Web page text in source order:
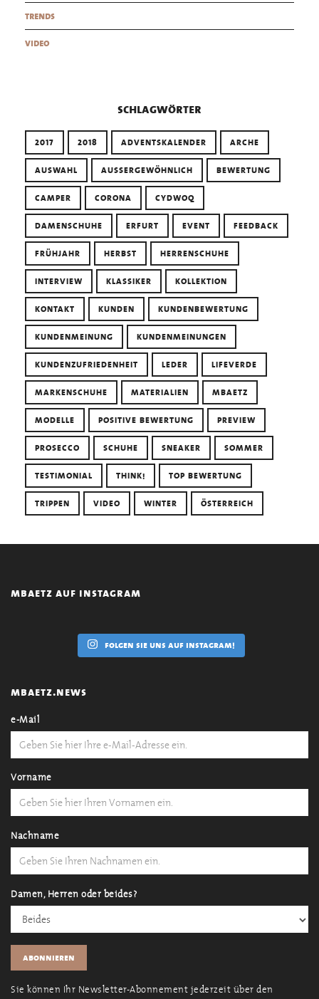
trends
video
schlagwörter
2017 2018 ADVENTSKALENDER ARCHE
AUSWAHL AUSSERGEWÖHNLICH BEWERTUNG
CAMPER CORONA CYDWOQ
DAMENSCHUHE ERFURT EVENT FEEDBACK
FRÜHJAHR HERBST HERRENSCHUHE
INTERVIEW KLASSIKER KOLLEKTION
KONTAKT KUNDEN KUNDENBEWERTUNG
KUNDENMEINUNG KUNDENMEINUNGEN
KUNDENZUFRIEDENHEIT LEDER LIFEVERDE
MARKENSCHUHE MATERIALIEN MBAETZ
MODELLE POSITIVE BEWERTUNG PREVIEW
PROSECCO SCHUHE SNEAKER SOMMER
TESTIMONIAL THINK! TOP BEWERTUNG
TRIPPEN VIDEO WINTER ÖSTERREICH
mbaetz auf instagram
folgen sie uns auf instagram!
mbaetz.news
e-Mail
Vorname
Nachname
Damen, Herren oder beides?
Sie können Ihr Newsletter-Abonnement jederzeit über den